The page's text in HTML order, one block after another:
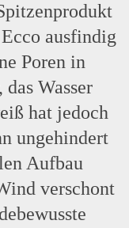
ausfindig
Poren in
Wasser
hat jedoch
ungehindert
Aufbau
verschont